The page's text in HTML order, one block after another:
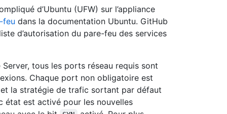
d’Ubuntu (UFW) sur l’appliance
feu dans la documentation Ubuntu. GitHub
d’autorisation du pare-feu des services
tous les ports réseau requis sont
Chaque port non obligatoire est
la stratégie de trafic sortant par défaut
état est activé pour les nouvelles